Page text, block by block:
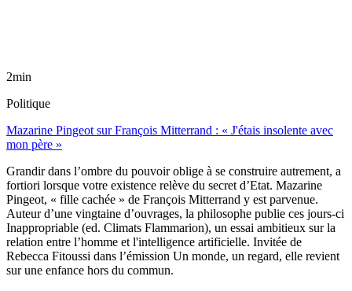
2min
Politique
Mazarine Pingeot sur François Mitterrand : « J'étais insolente avec
mon père »
Grandir dans l’ombre du pouvoir oblige à se construire autrement, a
fortiori lorsque votre existence relève du secret d’Etat. Mazarine
Pingeot, « fille cachée » de François Mitterrand y est parvenue.
Auteur d’une vingtaine d’ouvrages, la philosophe publie ces jours-ci
Inappropriable (ed. Climats Flammarion), un essai ambitieux sur la
relation entre l’homme et l'intelligence artificielle. Invitée de
Rebecca Fitoussi dans l’émission Un monde, un regard, elle revient
sur une enfance hors du commun.